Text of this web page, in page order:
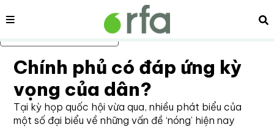
Bỏ qua nội dung chính
Nội dung
Chính phủ có đáp ứng kỳ
vọng của dân?
Tại kỳ họp quốc hội vừa qua, nhiều phát biểu của
một số đại biểu về những vấn đề ‘nóng’ hiện nay